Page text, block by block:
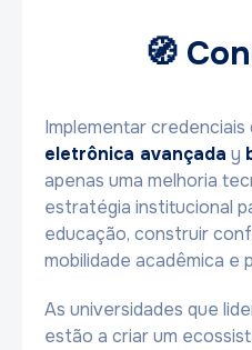
🧭
Implementar credenciais
eletrônica avançada y
apenas uma melhoria
estratégia institucional
educação, construir
mobilidade acadêmica e
As universidades que
estão a criar um